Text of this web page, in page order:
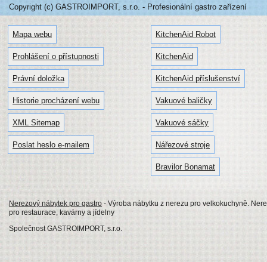
Copyright (c) GASTROIMPORT, s.r.o. - Profesionální gastro zařízení
Mapa webu
Prohlášení o přístupnosti
Právní doložka
Historie procházení webu
XML Sitemap
Poslat heslo e-mailem
KitchenAid Robot
KitchenAid
KitchenAid příslušenství
Vakuové baličky
Vakuové sáčky
Nářezové stroje
Bravilor Bonamat
Nerezový nábytek pro gastro - Výroba nábytku z nerezu pro velkokuchyně.
pro restaurace, kavárny a jídelny
Společnost GASTROIMPORT, s.r.o.